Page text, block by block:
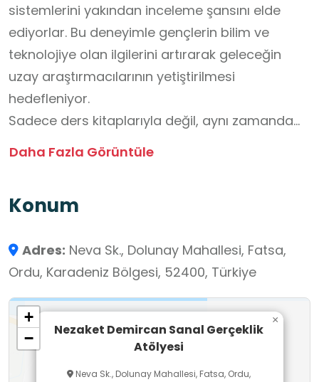
sistemlerini yakından inceleme şansını elde
ediyorlar. Bu deneyimle gençlerin bilim ve
teknolojiye olan ilgilerini artırarak geleceğin
uzay araştırmacılarının yetiştirilmesi
hedefleniyor.
Sadece ders kitaplarıyla değil, aynı zamanda
öğrencilerin merakını cezbetmek ve hayal
Gökevi ve sanal gerçeklik atölyeleri, gençleri
teşvik ediyor. Fatsa İlçe Millî Eğitim Müdürlüğü,
bu atölyelerle gençlerin bilim ve uzay sevgisiyle
buluşmasını sağlamaktadır.
Daha Fazla Görüntüle
Konum
Adres: Neva Sk., Dolunay Mahallesi, Fatsa,
Ordu, Karadeniz Bölgesi, 52400, Türkiye
Nezaket Demircan Sanal Gerçeklik
Atölyesi
Neva Sk., Dolunay Mahallesi, Fatsa, Ordu,
×
+
−